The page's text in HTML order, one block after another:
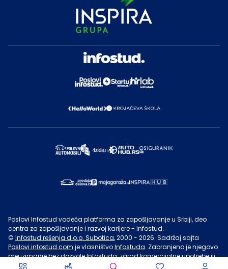
Poslovi Infostud vodeća platforma za zapošljavanje u Srbiji, deo
centra za zapošljavanje i razvoj karijere - Infostud.
© Infostud rešenja d.o.o. Subotica, 2000 - 2026. Sadržaj sajta
Poslovi.infostud.com je vlasništvoInfostuda. Zabranjeno je njegovo
preuzimanje bez dozvoleInfostuda, zarad komercijalne upotrebe ili
u druge svrhe, osim za lične potrebe posetilaca sajta.